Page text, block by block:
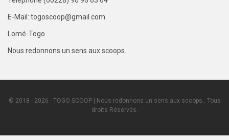
E-Mail: togoscoop@gmail.com
Lomé-Togo
Nous redonnons un sens aux scoops.
© 2018 - 2026 - TOGO SCOOP | Nous redonnons un sens aux scoops.. Tous
droits Réservés.